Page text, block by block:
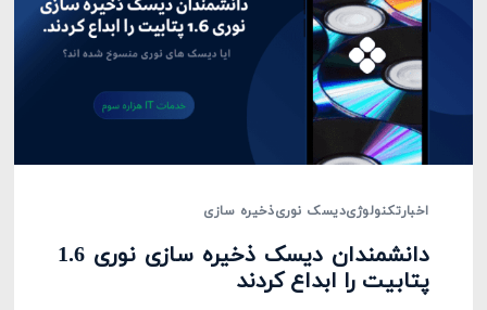
اخبارتکنولوژیدیسک نوریذخیره سازی
دانشمندان دیسک ذخیره سازی نوری 1.6
پتابیت را ابداع کردند